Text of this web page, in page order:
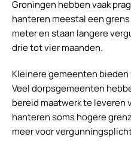
Groningen hebben vaak
hanteren meestal een
meter en staan langere
drie tot vier maanden.
Kleinere gemeenten
Veel dorpsgemeenten
bereid maatwerk te leveren
hanteren soms hogere
meer voor